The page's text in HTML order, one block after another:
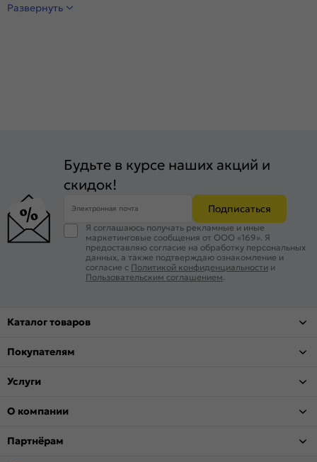
Развернуть
Будьте в курсе наших акций и
скидок!
Электронная почта Подписаться
Я соглашаюсь получать рекламные и иные
маркетинговые сообщения от ООО «169». Я
предоставляю согласие на обработку персональных
данных, а также подтверждаю ознакомление и
согласие с Политикой конфиденциальности и
Пользовательским соглашением
Каталог товаров
Покупателям
Услуги
О компании
Партнёрам